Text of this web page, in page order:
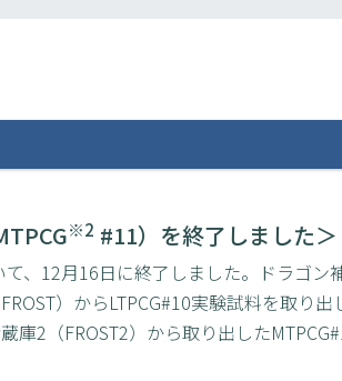
※2 #11）を終了しました＞
、12月16日に終了しました。ドラゴ
）からLTPCG#10実験試料を取り
2（FROST2）から取り出した